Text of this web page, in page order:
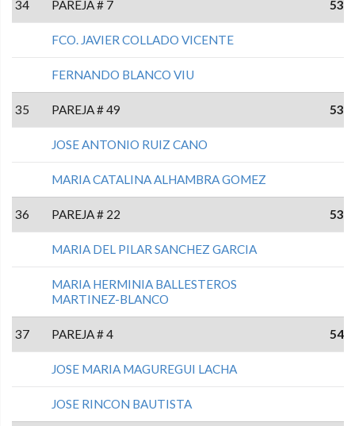
34 PAREJA # 7 53
FCO. JAVIER COLLADO VICENTE
FERNANDO BLANCO VIU
35 PAREJA # 49 53
JOSE ANTONIO RUIZ CANO
MARIA CATALINA ALHAMBRA GOMEZ
36 PAREJA # 22 53
MARIA DEL PILAR SANCHEZ GARCIA
MARIA HERMINIA BALLESTEROS
MARTINEZ-BLANCO
37 PAREJA # 4 54
JOSE MARIA MAGUREGUI LACHA
JOSE RINCON BAUTISTA